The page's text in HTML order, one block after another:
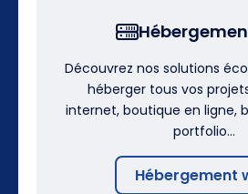
Découvrez nos solutions
héberger tous vos
internet, boutique en ligne,
portfolio…
Hébergement